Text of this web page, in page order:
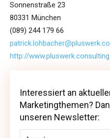
Sonnenstraße 23
80331 München
(089) 244 179 66
http://www.pluswerk.consulting
Interessiert an
Marketingthemen?
unseren Newsletter:
Interessiert an
Marketingthemen?
unseren Newsletter: